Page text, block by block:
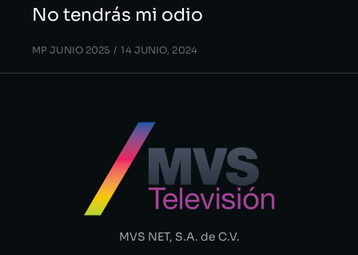
No tendrás mi odio
MP JUNIO 2025 14 JUNIO, 2024
MVS NET, S.A. de C.V.